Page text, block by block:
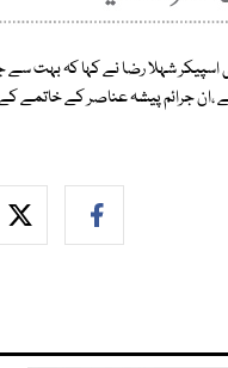
اسپیکر شہلا رضا نے کہا کہ
جرائم پیشہ عناصر کے خاتمے